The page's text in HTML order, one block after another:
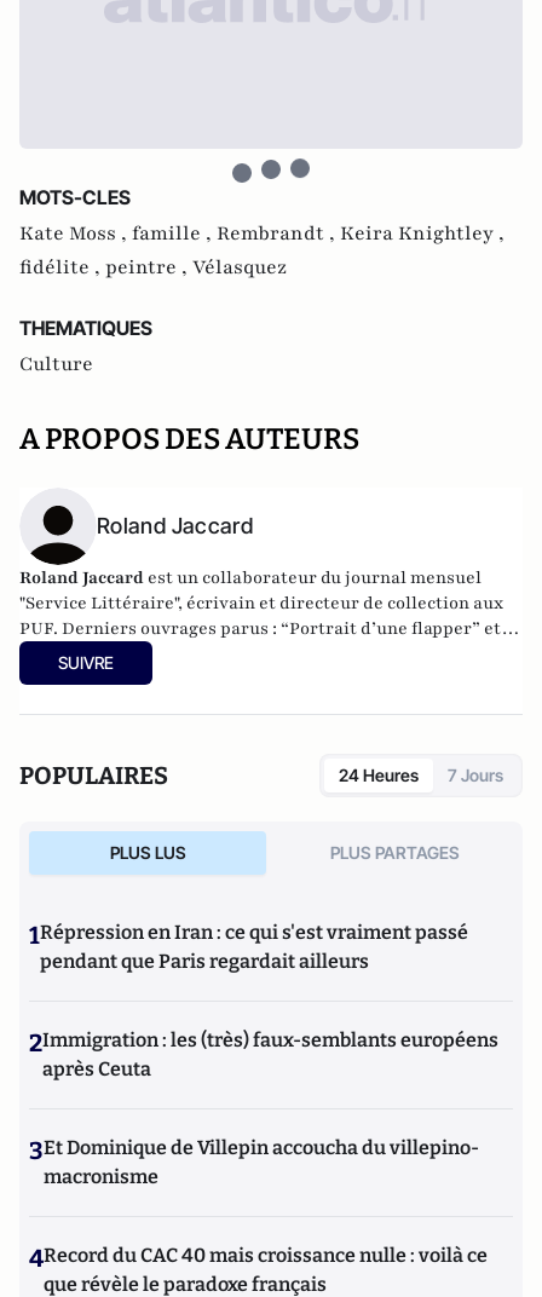
MOTS-CLES
Kate Moss , famille , Rembrandt , Keira Knightley ,
fidélite , peintre , Vélasquez
THEMATIQUES
Culture
A PROPOS DES AUTEURS
Roland Jaccard
Roland Jaccard est un collaborateur du journal mensuel
"Service Littéraire", écrivain et directeur de collection aux
PUF. Derniers ouvrages parus : “Portrait d’une flapper” et
“
Sexe et sarcasmes
SUIVRE
POPULAIRES 24 Heures 7 Jours
PLUS LUS PLUS PARTAGES
1Répression en Iran : ce qui s'est vraiment passé
pendant que Paris regardait ailleurs
2Immigration : les (très) faux-semblants européens
après Ceuta
3Et Dominique de Villepin accoucha du villepino-
macronisme
4Record du CAC 40 mais croissance nulle : voilà ce
que révèle le paradoxe français